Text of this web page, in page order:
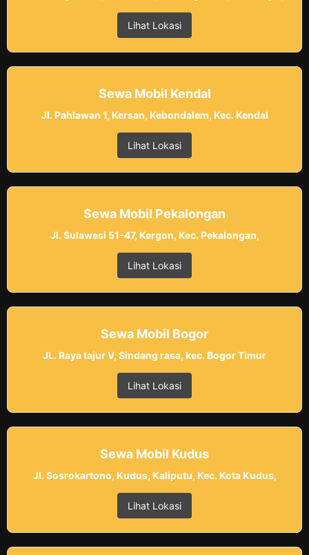
Lihat Lokasi
Sewa Mobil Kendal
Jl. Pahlawan 1, Kersan, Kebondalem, Kec. Kendal
Lihat Lokasi
Sewa Mobil Pekalongan
Jl. Sulawesi 51-47, Kergon, Kec. Pekalongan,
Lihat Lokasi
Sewa Mobil Bogor
JL. Raya tajur V, Sindang rasa, kec. Bogor Timur
Lihat Lokasi
Sewa Mobil Kudus
Jl. Sosrokartono, Kudus, Kaliputu, Kec. Kota Kudus,
Lihat Lokasi